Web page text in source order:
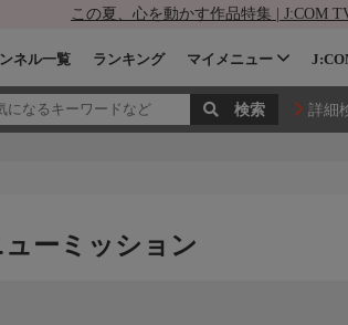
この夏、心を動かす作品特集 | J:COM
ネル一覧 ランキング マイメニュー
詳細
ーミッション